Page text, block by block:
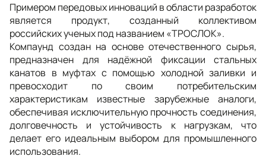
Примером передовых инноваций в области разработок
является продукт, созданный коллективом
российских ученых под названием «ТРОСЛОК».
Компаунд создан на основе отечественного сырья,
предназначен для надёжной фиксации стальных
канатов в муфтах с помощью холодной заливки и
превосходит по своим потребительским
характеристикам известные зарубежные аналоги,
обеспечивая исключительную прочность соединения,
долговечность и устойчивость к нагрузкам, что
делает его идеальным выбором для промышленного
использования.